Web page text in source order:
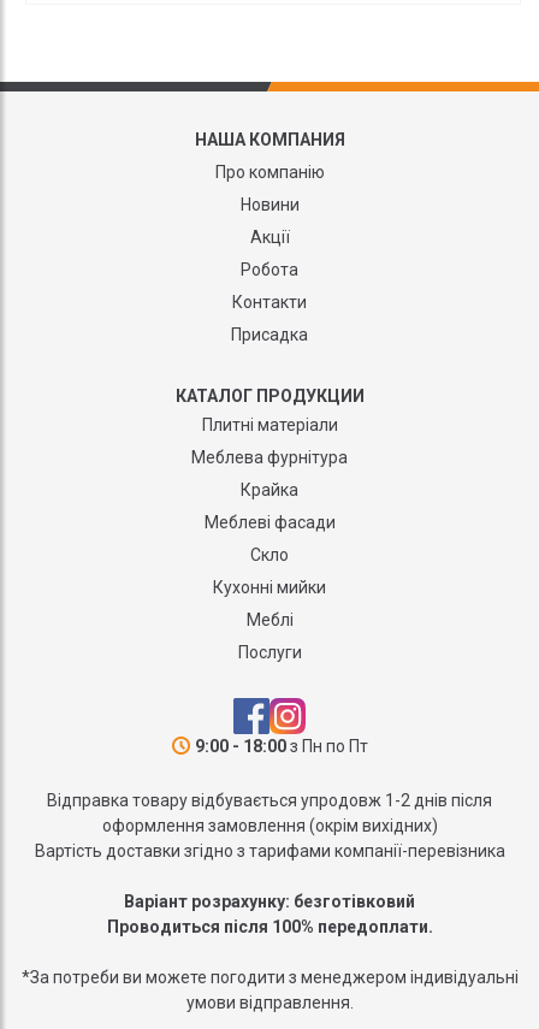
НАША КОМПАНИЯ
Про компанію
Новини
Акції
Робота
Контакти
Присадка
КАТАЛОГ ПРОДУКЦИИ
Плитні матеріали
Меблева фурнітура
Крайка
Меблеві фасади
Скло
Кухонні мийки
Меблі
Послуги
9:00 - 18:00з Пн по Пт
Відправка товару відбувається упродовж 1-2 днів після
оформлення замовлення (окрім вихідних)
Вартість доставки згідно з тарифами компанії-перевізника
Варіант розрахунку: безготівковий
Проводиться після 100% передоплати.
*За потреби ви можете погодити з менеджером індивідуальні
умови відправлення.